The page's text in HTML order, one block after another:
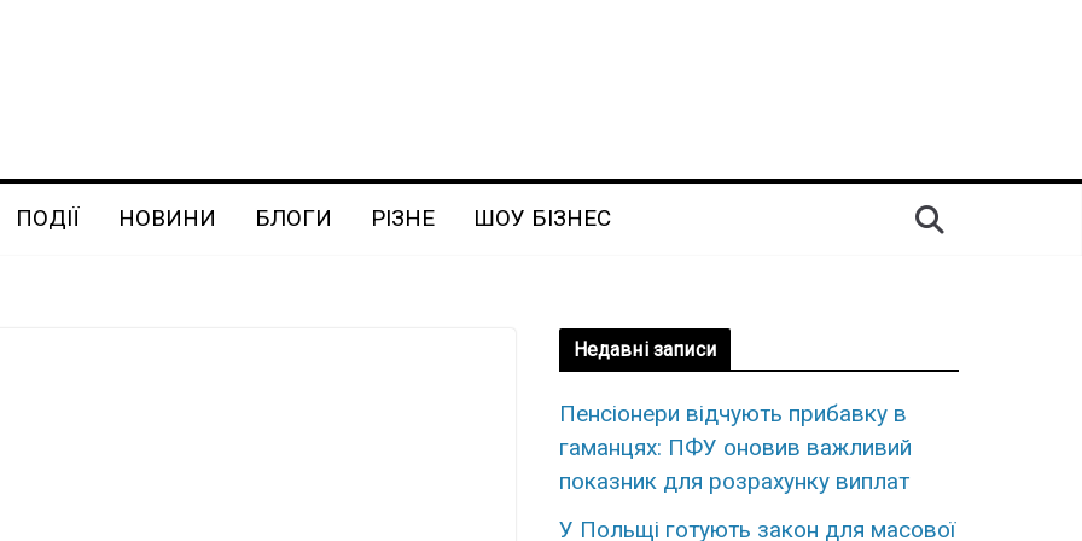
ПОДІЇ НОВИНИ БЛОГИ РІЗНЕ ШОУ БІЗНЕС
Недавні записи
Пенсіонери відчують прибавку в
гаманцях: ПФУ оновив важливий
показник для розрахунку виплат
У Польщі готують закон для масової